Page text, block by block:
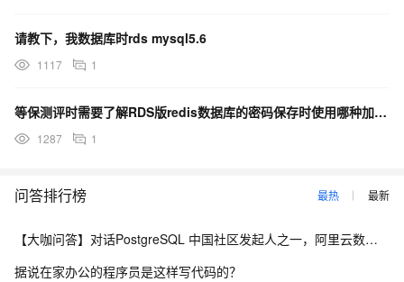
请教下，我数据库时rds mysql5.6
1117 1
等保测评时需要了解RDS版redis数据库的密码保存时使用哪种加密算法
1287 1
问答排行榜 最热 最新
【大咖问答】对话PostgreSQL 中国社区发起人之一，阿里云数据库高级专家 德哥
据说在家办公的程序员是这样写代码的？